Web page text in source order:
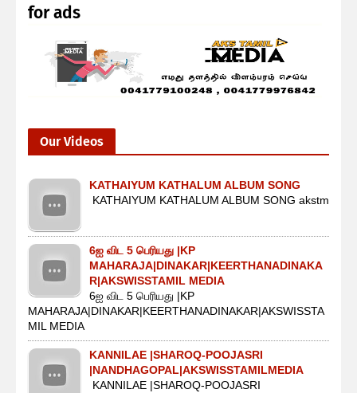
for ads
Our Videos
KATHAIYUM KATHALUM ALBUM SONG
KATHAIYUM KATHALUM ALBUM SONG akstm
6ஐ விட 5 பெரியது |KP
MAHARAJA|DINAKAR|KEERTHANADINAKA
R|AKSWISSTAMIL MEDIA
6ஐ விட 5 பெரியது |KP
MAHARAJA|DINAKAR|KEERTHANADINAKAR|AKSWISSTA
MIL MEDIA
KANNILAE |SHAROQ-POOJASRI
|NANDHAGOPAL|AKSWISSTAMILMEDIA
KANNILAE |SHAROQ-POOJASRI